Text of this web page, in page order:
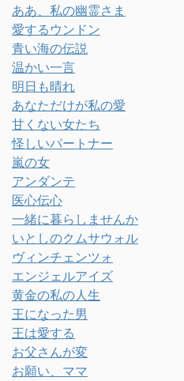
ああ、私の幽霊さま
愛するウンドン
青い海の伝説
温かい一言
明日も晴れ
あなただけが私の愛
甘くない女たち
怪しいパートナー
嵐の女
アンダンテ
医心伝心
一緒に暮らしませんか
いとしのクムサウォル
ヴィンチェンツォ
エンジェルアイズ
黄金の私の人生
王になった男
王は愛する
お父さんが変
お願い、ママ